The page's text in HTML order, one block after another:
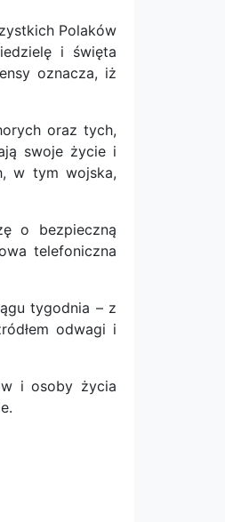
Polaków
i święta
oznacza, iż
oraz tych,
swoje życie i
w tym wojska,
o bezpieczną
telefoniczna
tygodnia – z
odwagi i
i osoby życia